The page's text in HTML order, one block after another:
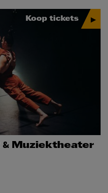
Koop tickets
& Muziektheater